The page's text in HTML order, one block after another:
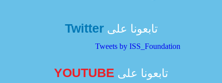
تابعونا علىTwitter
Tweets by ISS_Foundation
تابعونا على YOUTUBE